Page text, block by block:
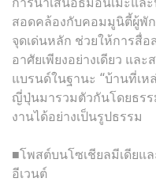
สอดคล้องกับคอมมูนิตี้ผู้พัก
จุดเด่นหลัก ช่วยให้การสื่
อาศัยเพียงอย่างเดียว แ
แบรนด์ในฐานะ “บ้านที่เ
ญี่ปุ่นมารวมตัวกันโดยธร
งานได้อย่างเป็นรูปธรรม
■โพสต์บนโซเชียลมีเดียแ
อีเวนต์